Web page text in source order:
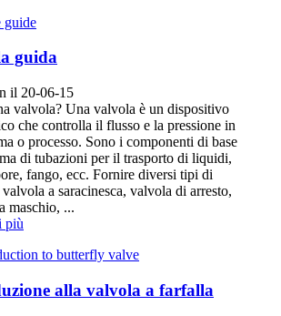
guida
il 20-06-15
valvola? Una valvola è un dispositivo
che controlla il flusso e la pressione in
o processo. Sono i componenti di base
di tubazioni per il trasporto di liquidi,
fango, ecc. Fornire diversi tipi di
a saracinesca, valvola di arresto,
maschio, ...
più
alla valvola a farfalla